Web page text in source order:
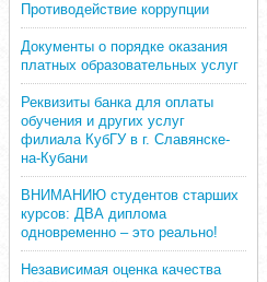
Противодействие коррупции
Документы о порядке оказания
платных образовательных услуг
Реквизиты банка для оплаты
обучения и других услуг
филиала КубГУ в г. Славянске-
на-Кубани
ВНИМАНИЮ студентов старших
курсов: ДВА диплома
одновременно – это реально!
Независимая оценка качества